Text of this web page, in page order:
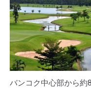
バンコク中心部から約